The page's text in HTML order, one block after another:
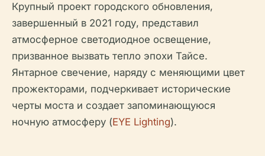
Крупный проект городского обновления,
завершенный в 2021 году, представил
атмосферное светодиодное освещение,
призванное вызвать тепло эпохи Тайсе.
Янтарное свечение, наряду с меняющими цвет
прожекторами, подчеркивает исторические
черты моста и создает запоминающуюся
ночную атмосферу (EYE Lighting).